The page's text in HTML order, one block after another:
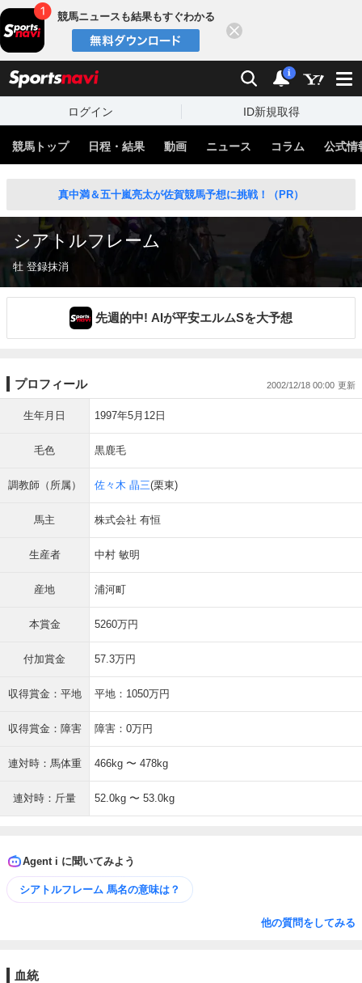
競馬ニュースも結果もすぐわかる
検索 通知
i
ログイン ID新規取得
競馬トップ 日程・結果 動画 ニュース コラム 公式情
真中満＆五十嵐亮太が佐賀競馬予想に挑戦！（PR）
シアトルフレーム
牡 登録抹消
先週的中! AIが平安エルムSを大予想
プロフィール 2002/12/18 00:00
生年月日 1997年5月12日
毛色 黒鹿毛
調教師（所属） 佐々木 晶三(栗東)
馬主 株式会社 有恒
生産者 中村 敏明
産地 浦河町
本賞金 5260万円
付加賞金 57.3万円
収得賞金：平地 平地：1050万円
収得賞金：障害 障害：0万円
連対時：馬体重 466kg 〜 478kg
連対時：斤量 52.0kg 〜 53.0kg
Agent i に聞いてみよう
シアトルフレーム 馬名の意味は？
他の質問をしてみる
血統